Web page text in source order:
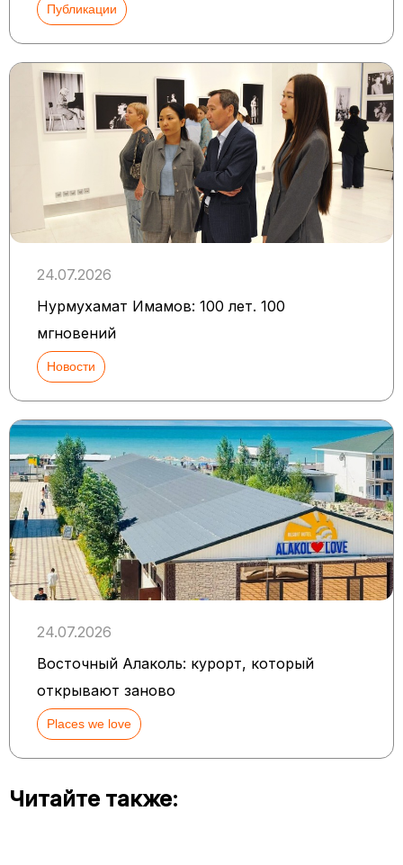
Публикации
24.07.2026
Нурмухамат Имамов: 100 лет. 100
мгновений
Новости
24.07.2026
Восточный Алаколь: курорт, который
открывают заново
Places we love
Читайте также: